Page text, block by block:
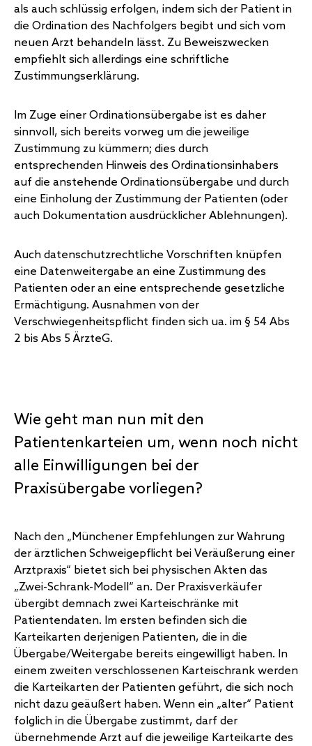
als auch schlüssig erfolgen, indem sich der Patient in
die Ordination des Nachfolgers begibt und sich vom
neuen Arzt behandeln lässt. Zu Beweiszwecken
empfiehlt sich allerdings eine schriftliche
Zustimmungserklärung.
Im Zuge einer Ordinationsübergabe ist es daher
sinnvoll, sich bereits vorweg um die jeweilige
Zustimmung zu kümmern; dies durch
entsprechenden Hinweis des Ordinationsinhabers
auf die anstehende Ordinationsübergabe und durch
eine Einholung der Zustimmung der Patienten (oder
auch Dokumentation ausdrücklicher Ablehnungen).
Auch datenschutzrechtliche Vorschriften knüpfen
eine Datenweitergabe an eine Zustimmung des
Patienten oder an eine entsprechende gesetzliche
Ermächtigung. Ausnahmen von der
Verschwiegenheitspflicht finden sich ua. im § 54 Abs
2 bis Abs 5 ÄrzteG.
Wie geht man nun mit den
Patientenkarteien um, wenn noch nicht
alle Einwilligungen bei der
Praxisübergabe vorliegen?
Nach den „Münchener Empfehlungen zur Wahrung
der ärztlichen Schweigepflicht bei Veräußerung einer
Arztpraxis“ bietet sich bei physischen Akten das
„Zwei-Schrank-Modell“ an. Der Praxisverkäufer
übergibt demnach zwei Karteischränke mit
Patientendaten. Im ersten befinden sich die
Karteikarten derjenigen Patienten, die in die
Übergabe/Weitergabe bereits eingewilligt haben. In
einem zweiten verschlossenen Karteischrank werden
die Karteikarten der Patienten geführt, die sich noch
nicht dazu geäußert haben. Wenn ein „alter“ Patient
folglich in die Übergabe zustimmt, darf der
übernehmende Arzt auf die jeweilige Karteikarte des